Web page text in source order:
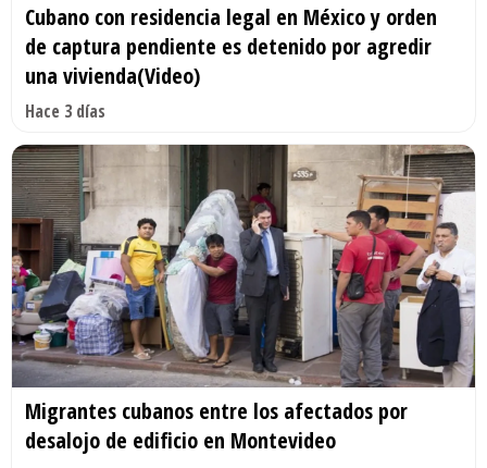
Cubano con residencia legal en México y orden
de captura pendiente es detenido por agredir
una vivienda(Video)
Hace 3 días
Migrantes cubanos entre los afectados por
desalojo de edificio en Montevideo